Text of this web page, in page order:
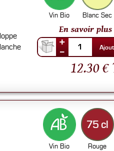
Vin Bio Blanc Sec
En savoir
+
--
1
12.30
Vin Bio
75 cl
Rouge